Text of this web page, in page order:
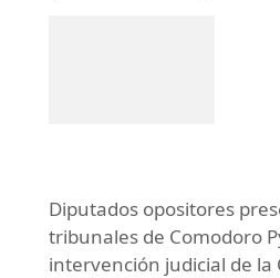
Diputados opositores
tribunales de Comodoro
intervención judicial de la